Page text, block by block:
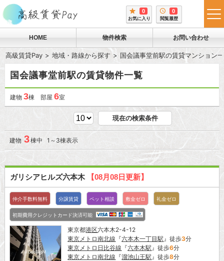
0
お気に入り
0
閲覧履歴
HOME 物件検索 お問い合わせ
高級賃貸Pay 地域・路線から探す 国会議事堂前駅の賃貸マンション
国会議事堂前駅の賃貸物件一覧
建物 3棟 部屋 6室
現在の検索条件
建物 3棟中 1～3棟表示
ガリシアヒルズ六本木 【08月08日更新】
仲介手数料無料 分譲賃貸 ペット相談 敷金ゼロ 礼金ゼロ
初期費用クレジットカード決済可能
東京都港区六本木2-4-12
東京メトロ南北線 『六本木一丁目駅』徒歩3分
東京メトロ日比谷線 『六本木駅』徒歩6分
東京メトロ南北線 『溜池山王駅』徒歩8分